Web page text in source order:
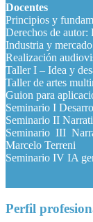
Docentes
Principios y
Derechos de autor:
Industria y
Realización
Taller I – Idea y
Taller de artes
Guion para
Seminario I
Seminario II
Seminario III
Marcelo Terreni
Seminario IV IA
Perfil